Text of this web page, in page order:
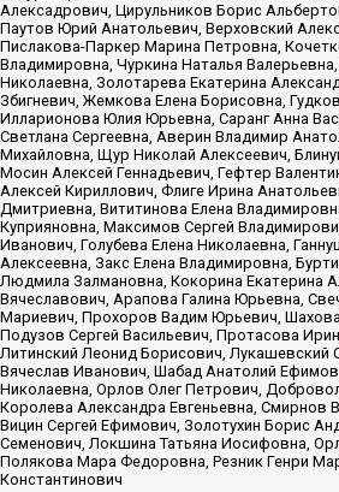
Алексадрович, Цирульников Борис
Паутов Юрий Анатольевич, Верховский
Пислакова-Паркер Марина Петровна,
Владимировна, Чуркина Наталья
Николаевна, Золотарева Екатерина
Збигневич, Жемкова Елена Борисовна,
Илларионова Юлия Юрьевна, Саранг Анна
Светлана Сергеевна, Аверин Владимир
Михайловна, Щур Николай Алексеевич,
Мосин Алексей Геннадьевич, Гефтер
Алексей Кириллович, Флиге Ирина
Дмитриевна, Вититинова Елена
Куприяновна, Максимов Сергей
Иванович, Голубева Елена Николаевна,
Алексеевна, Закс Елена Владимировна,
Людмила Залмановна, Кокорина Екатерина
Вячеславович, Арапова Галина Юрьевна,
Мариевич, Прохоров Вадим Юрьевич,
Подузов Сергей Васильевич, Протасова
Литинский Леонид Борисович, Лукашевский
Вячеслав Иванович, Шабад Анатолий
Николаевна, Орлов Олег Петрович,
Королева Александра Евгеньевна, Смирнов
Вицин Сергей Ефимович, Золотухин Борис
Семенович, Локшина Татьяна Иосифовна,
Полякова Мара Федоровна, Резник Генри
Константинович